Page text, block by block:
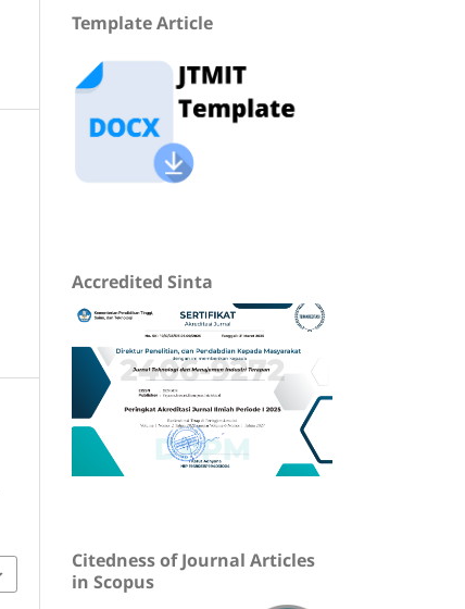
Template Article
Accredited Sinta
Citedness of Journal Articles
in Scopus